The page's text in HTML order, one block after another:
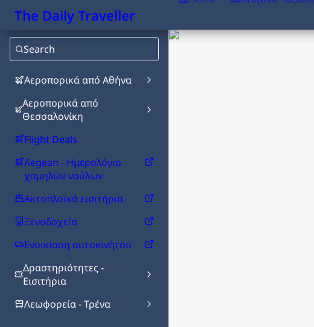
The Daily Traveller
Search
Αεροπορικά από Αθήνα
Αεροπορικά από
Θεσσαλονίκη
Flight Deals
Aegean - Ημερολόγιο
χαμηλών ναύλων
Ακτοπλοϊκά εισιτήρια
Ξενοδοχεία
Ενοικίαση αυτοκινήτου
Δραστηριότητες -
Εισιτήρια
Λεωφορεία - Τρένα